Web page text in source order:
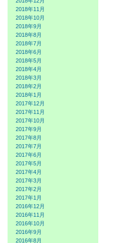
2018年11月
2018年10月
2018年9月
2018年8月
2018年7月
2018年6月
2018年5月
2018年4月
2018年3月
2018年2月
2018年1月
2017年12月
2017年11月
2017年10月
2017年9月
2017年8月
2017年7月
2017年6月
2017年5月
2017年4月
2017年3月
2017年2月
2017年1月
2016年12月
2016年11月
2016年10月
2016年9月
2016年8月